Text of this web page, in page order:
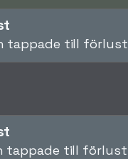
tappade till förlust
tappade till förlust